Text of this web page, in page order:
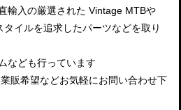
輸入の厳選された Vintage MTBや
イルを追求したパーツなどを取り
なども行っています
販希望などお気軽にお問い合わせ下